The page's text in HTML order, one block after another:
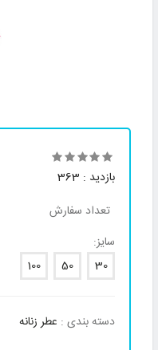
بازدید : 363
تعداد سفارش
سایز:
30
50
100
دسته بندی : عطر زنانه